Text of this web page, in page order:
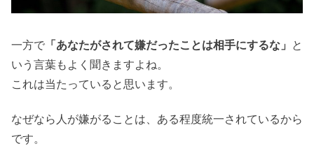
一方で 「あなたがされて嫌だったことは相手にするな」
と
いう言葉もよく聞きますよね。
これは当たっていると思います。
なぜなら人が嫌がることは、ある程度統一されているから
です。